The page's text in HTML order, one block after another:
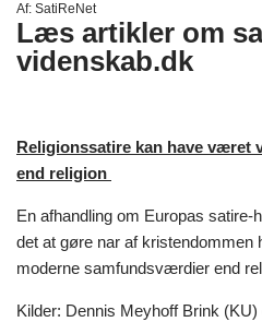
Af: SatiReNet
Læs artikler om
videnskab.dk
Religionssatire kan have været
end religion
En afhandling om Europas satire-
det at gøre nar af kristendommen
moderne samfundsværdier end
Kilder: Dennis Meyhoff Brink